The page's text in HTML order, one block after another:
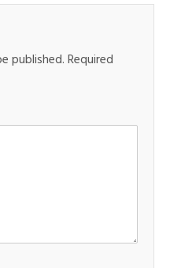
published.Required